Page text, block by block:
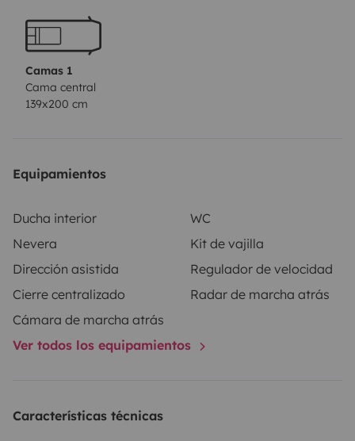
Camas 1
Cama central
139x200 cm
Equipamientos
Ducha interior
WC
Nevera
Kit de vajilla
Dirección asistida
Regulador de velocidad
Cierre centralizado
Radar de marcha atrás
Cámara de marcha atrás
Ver todos los equipamientos
Características técnicas